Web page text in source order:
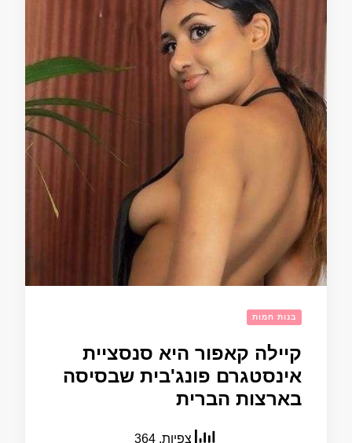
בנות חמות
קיילה קאפור היא סנסציית
אינסטגרם פונג'בית שבסיסה
בארצות הברית
צפיות, 364